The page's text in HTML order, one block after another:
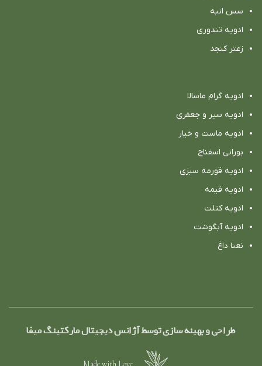
سس انبه
ادویه تندوری
زعتر کنجد
ادویه گرام ماسالا
ادویه سیر و جعفری
ادویه ماست و خیار
بورانی اسفناج
ادویه قورمه سبزی
ادویه قیمه
ادویه کتلت
ادویه آبگوشت
نعنا داغ
طراحی و بهینه سازی توسط آژانس دیجیتال مارکتینگ میفا